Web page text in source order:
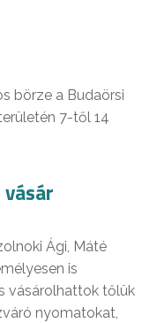
börze a Budaörsi
7-től 14
Ági, Máté
is
vásárolhattok tőlük
nyomatokat,